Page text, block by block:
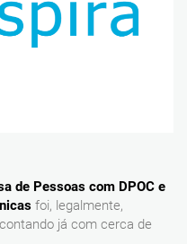
de Pessoas com DPOC e
foi, legalmente,
já com cerca de